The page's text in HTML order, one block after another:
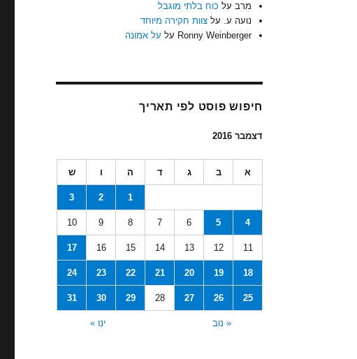
מרב על כוח בלתי מוגבל
נועה ע. עלצוות חקירה מיוחד
Ronny Weinberger על על אמונה
חיפוש פוסט לפי תאריך
דצמבר 2016
א ב ג ד ה ו ש
1
2
3
4
5
6
7
8
9
10
11
12
13
14
15
16
17
18
19
20
21
22
23
24
25
26
27
28
29
30
31
« נוב ינו »